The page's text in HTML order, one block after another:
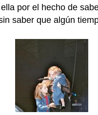
por el hecho de
saber que algún